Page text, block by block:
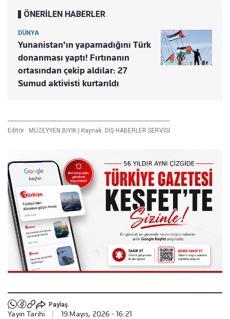
ÖNERİLEN HABERLER
DÜNYA
Yunanistan'ın yapamadığını Türk
donanması yaptı! Fırtınanın
ortasından çekip aldılar: 27
Sumud aktivisti kurtarıldı
Editör : MÜZEYYEN BIYIK Kaynak: DIŞ HABERLER SERVİSİ
Paylaş
Yayın Tarihi 19 Mayıs, 2026 - 16:21